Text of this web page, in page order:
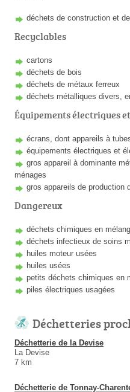
déchets de construction et
Recyclables
cartons
déchets de bois
déchets de métaux ferreux
déchets métalliques divers,
Équipements électriques
écrans, dont appareils à
équipements électriques et
gros appareil à dominante
ménages
gros appareils de production
Dangereux
déchets chimiques en
déchets infectieux de soins
huiles moteur usées
huiles usées
petits déchets chimiques en
piles électriques usagées
Déchetteries
Déchetterie de la Devise
La Devise
7 km
Déchetterie de Tonnay-